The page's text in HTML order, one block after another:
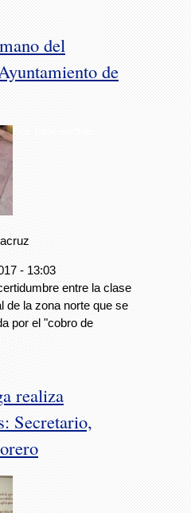
del
de
- 13:03
entre la clase
de la zona norte que se
por el "cobro de
realiza
Secretario,